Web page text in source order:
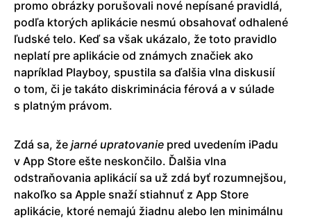
promo obrázky porušovali nové nepísané pravidlá,
podľa ktorých aplikácie nesmú obsahovať odhalené
ľudské telo. Keď sa však ukázalo, že toto pravidlo
neplatí pre aplikácie od známych značiek ako
napríklad Playboy, spustila sa ďalšia vlna diskusií
o tom, či je takáto diskriminácia férová a v súlade
s platným právom.
Zdá sa, že jarné upratovanie pred uvedením iPadu
v App Store ešte neskončilo. Ďalšia vlna
odstraňovania aplikácií sa už zdá byť rozumnejšou,
nakoľko sa Apple snaží stiahnuť z App Store
aplikácie, ktoré nemajú žiadnu alebo len minimálnu